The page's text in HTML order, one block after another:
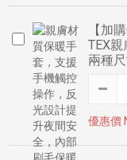
【加
TEX
兩種
優惠價